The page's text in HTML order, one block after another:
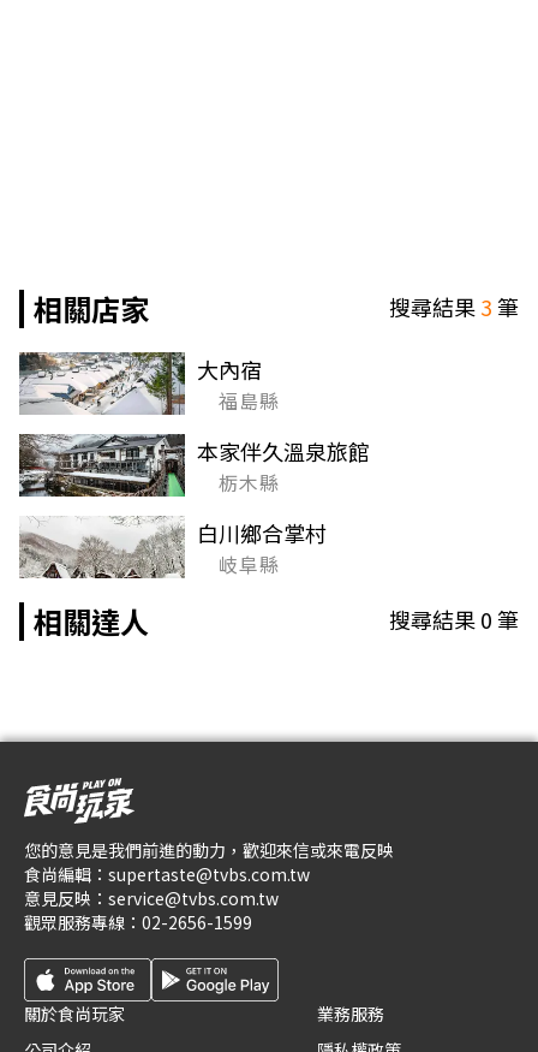
相關店家 搜尋結果3筆
大內宿
福島縣
本家伴久溫泉旅館
栃木縣
白川鄉合掌村
岐阜縣
相關達人 搜尋結果0筆
您的意見是我們前進的動力，歡迎來信或來電反映
食尚編輯： supertaste@tvbs.com.tw
意見反映： service@tvbs.com.tw
觀眾服務專線： 02-2656-1599
關於食尚玩家
業務服務